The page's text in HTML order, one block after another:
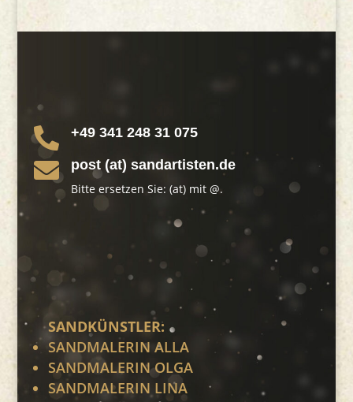
 +49 341 248 31 075
 post (at) sandartisten.de
Bitte ersetzen Sie: (at) mit @.
SANDKÜNSTLER:
SANDMALERIN ALLA
SANDMALERIN OLGA
SANDMALERIN LINA